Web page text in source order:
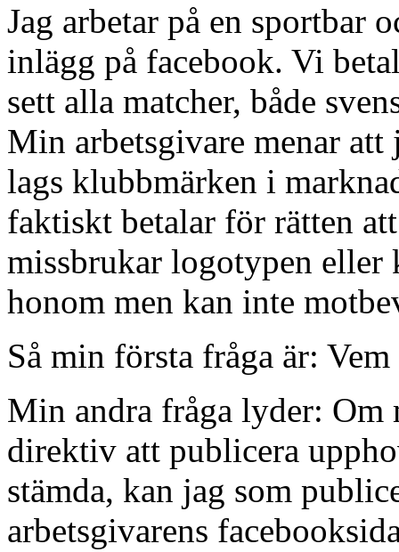
Jag arbetar på en sportbar
inlägg på facebook. Vi
sett alla matcher, både
Min arbetsgivare menar att
lags klubbmärken i
faktiskt betalar för rätten
missbrukar logotypen eller
honom men kan inte
Så min första fråga är:
Min andra fråga lyder: Om
direktiv att publicera
stämda, kan jag som
arbetsgivarens